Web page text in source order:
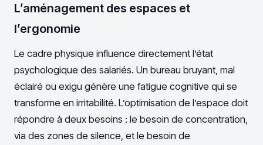
L’aménagement des espaces et
l’ergonomie
Le cadre physique influence directement l’état
psychologique des salariés. Un bureau bruyant, mal
éclairé ou exigu génère une fatigue cognitive qui se
transforme en irritabilité. L’optimisation de l’espace doit
répondre à deux besoins : le besoin de concentration,
via des zones de silence, et le besoin de